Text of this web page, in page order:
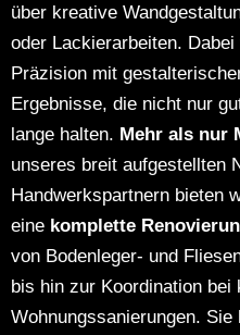
über kreative
oder Lackierarbeiten.
Präzision mit
Ergebnisse, die nicht nur
lange halten. Mehr als nur
unseres breit aufgestellten
Handwerkspartnern bieten
eine komplette
von Bodenleger- und
bis hin zur Koordination bei
Wohnungssanierungen. Sie